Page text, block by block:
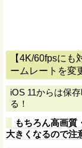
【4K/60fpsに
ームレートを変
iOS 11からは保
る！
もちろん高画質
大きくなるので注